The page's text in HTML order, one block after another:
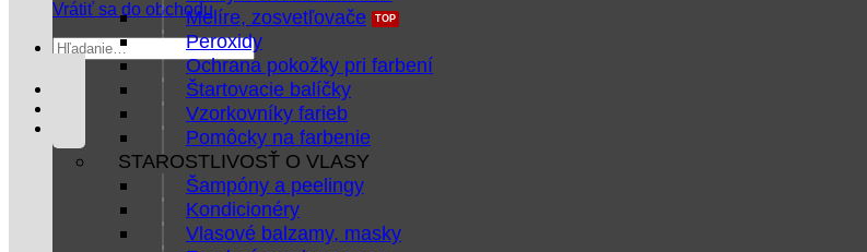
Vrátiť sa do obchodu
Hľadať:
Melíre, zosvetľovače
Peroxidy
Ochrana pokožky pri farbení
Štartovacie balíčky
Vzorkovníky farieb
Pomôcky na farbenie
STAROSTLIVOSŤ O VLASY
Šampóny a peelingy
Kondicionéry
Vlasové balzamy, masky